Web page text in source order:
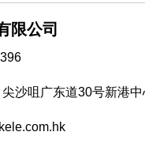
限公司
尖沙咀广东道30号新港